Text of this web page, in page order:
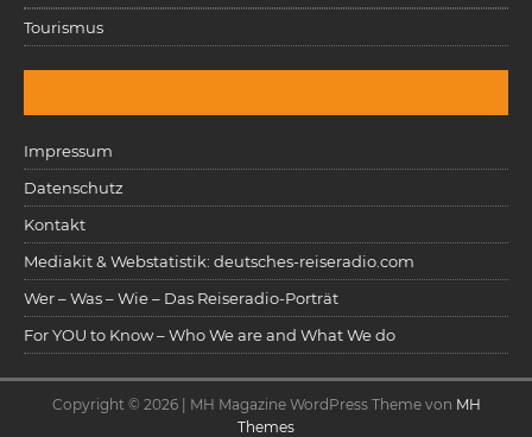
Tourismus
Impressum
Datenschutz
Kontakt
Mediakit & Webstatistik: deutsches-reiseradio.com
Wer – Was – Wie – Das Reiseradio-Porträt
For YOU to Know – Who We are and What We do
Copyright © 2026 | MH Magazine WordPress Theme von MH
Themes